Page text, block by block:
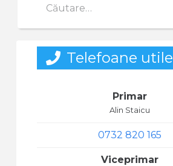
după:
Telefoane utile
Primar
Alin Staicu
0732 820 165
Viceprimar